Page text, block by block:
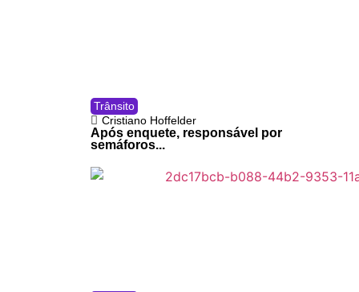
Trânsito
Cristiano Hoffelder
Após enquete, responsável por
semáforos...